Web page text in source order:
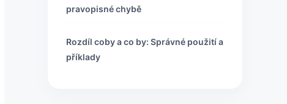
pravopisné chybě
Rozdíl coby a co by: Správné použití a
příklady